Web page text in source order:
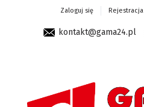
Zaloguj się Rejestracja
kontakt@gama24.pl